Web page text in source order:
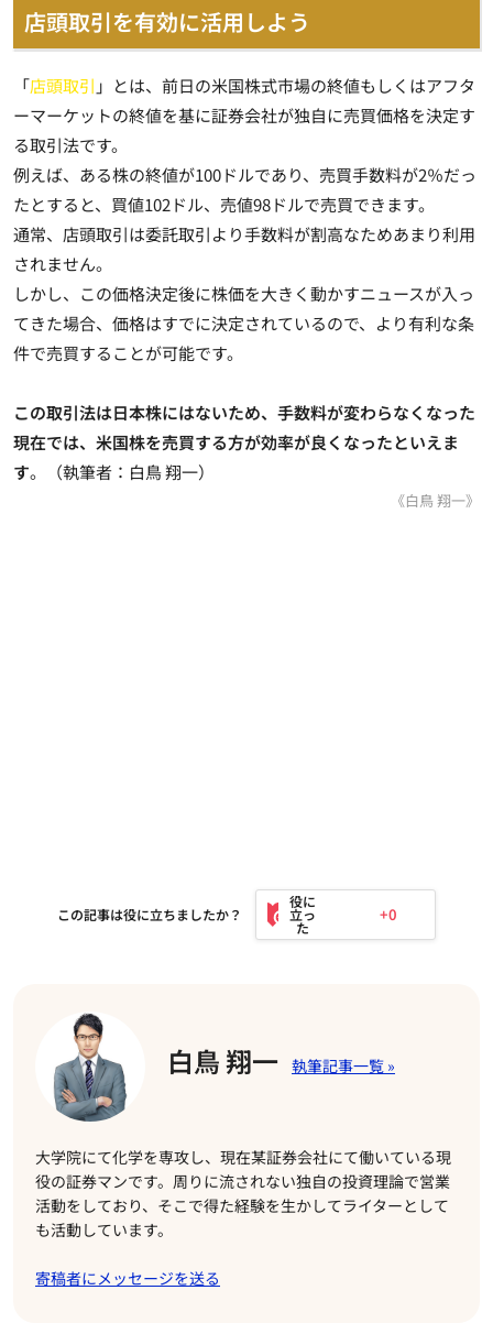
店頭取引を有効に活用しよう
「店頭取引 」とは、 前日の米国株式市場の終値もしくはアフタ
ーマーケットの終値を基に証券会社が独自に売買価格を決定す
る取引法です。
例えば、ある株の終値が100ドルであり、売買手数料が2％だっ
たとすると、買値102ドル、売値98ドルで売買できます。
通常、店頭取引は委託取引より手数料が割高なためあまり利用
されません。
しかし、この価格決定後に株価を大きく動かすニュースが入っ
てきた場合、価格はすでに決定されているので、より有利な条
件で売買することが可能です。
この取引法は日本株にはないため、手数料が変わらなくなった
現在では、米国株を売買する方が効率が良くなったといえま
す。（執筆者：白鳥 翔一）
《白鳥 翔一》
この記事は役に立ちましたか？ +0
白鳥 翔一
大学院にて化学を専攻し、現在某証券会社にて働いている現
役の証券マンです。周りに流されない独自の投資理論で営業
活動をしており、そこで得た経験を生かしてライターとして
も活動しています。
寄稿者にメッセージを送る